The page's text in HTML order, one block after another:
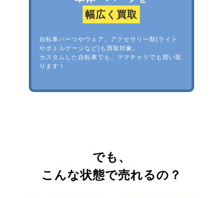
幅広く買取
自転車パーツやウェア、アクセサリー類(ライト
やボトルゲージなど)も買取対象。
カスタムした自転車でも、ママチャリでも買い取
ります！
でも、
こんな状態で売れるの？